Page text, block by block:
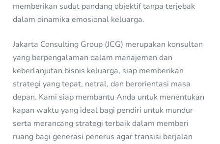
memberikan sudut pandang objektif tanpa terjebak
dalam dinamika emosional keluarga.
Jakarta Consulting Group (JCG) merupakan konsultan
yang berpengalaman dalam manajemen dan
keberlanjutan bisnis keluarga, siap memberikan
strategi yang tepat, netral, dan berorientasi masa
depan. Kami siap membantu Anda untuk menentukan
kapan waktu yang ideal bagi pendiri untuk mundur
serta merancang strategi terbaik dalam memberi
ruang bagi generasi penerus agar transisi berjalan